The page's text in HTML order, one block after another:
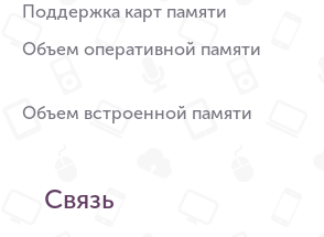
Поддержка карт памяти
Объем оперативной памяти
Объем встроенной памяти
Связь